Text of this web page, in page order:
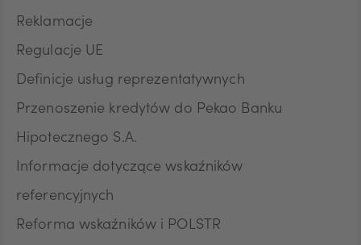
Reklamacje
Regulacje UE
Definicje usług reprezentatywnych
Przenoszenie kredytów do Pekao Banku
Hipotecznego S.A.
Informacje dotyczące wskaźników
referencyjnych
Reforma wskaźników i POLSTR